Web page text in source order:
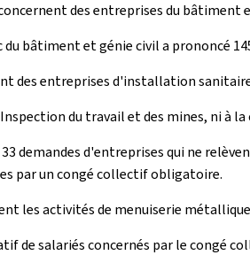
des entreprises du bâtiment
du bâtiment et génie civil a prononcé
des entreprises d'installation
du travail et des mines, ni à
demandes d'entreprises qui ne
par un congé collectif obligatoire.
les activités de menuiserie
de salariés concernés par le congé